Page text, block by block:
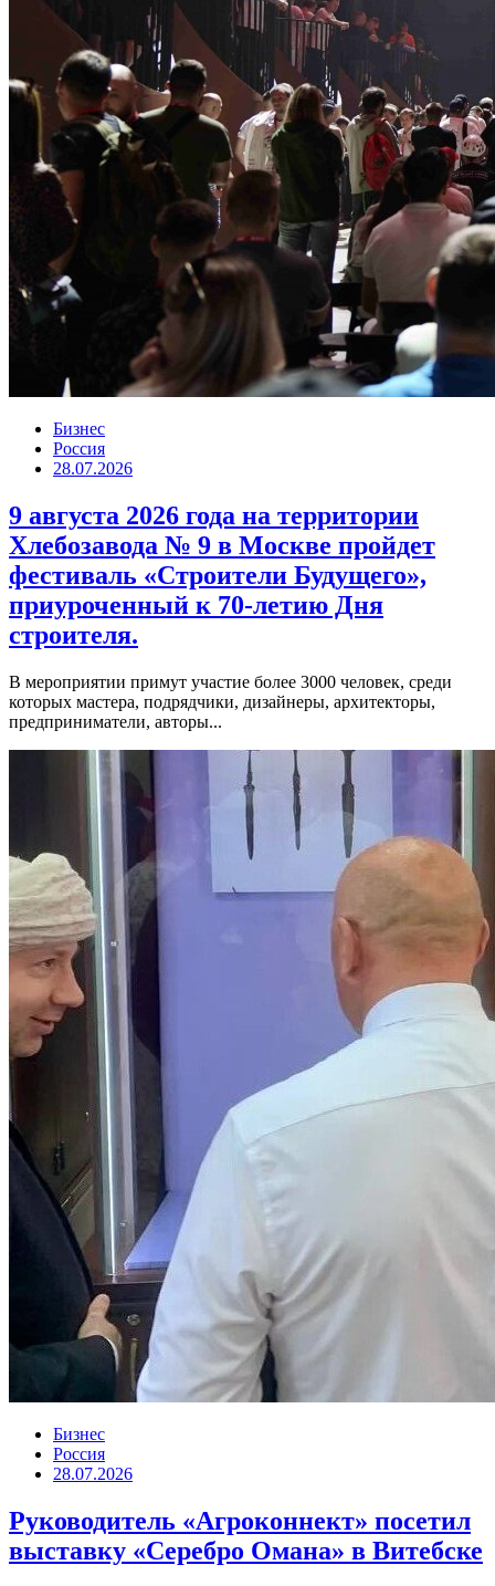
Бизнес
Россия
28.07.2026
9 августа 2026 года на территории
Хлебозавода № 9 в Москве пройдет
фестиваль «Строители Будущего»,
приуроченный к 70-летию Дня
строителя.
В мероприятии примут участие более 3000 человек, среди
которых мастера, подрядчики, дизайнеры, архитекторы,
предприниматели, авторы...
Бизнес
Россия
28.07.2026
Руководитель «Агроконнект» посетил
выставку «Серебро Омана» в Витебске